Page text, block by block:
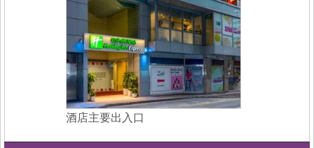
酒店主要出入口